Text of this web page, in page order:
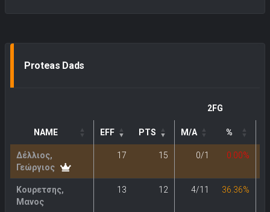
Proteas Dads
2FG
NAME EFF PTS M/A %
Δέλλιος,
Γεώργιος
17 15 0/1 0.00%
Κουρετσης,
Μανος
13 12 4/11 36.36%